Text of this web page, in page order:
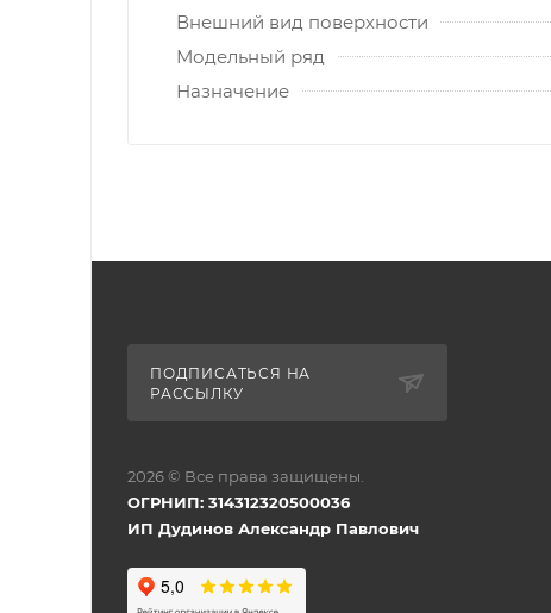
Внешний вид поверхности
Модельный ряд
Назначение
ПОДПИСАТЬСЯ НА
РАССЫЛКУ
2026 © Все права защищены.
ОГРНИП: 314312320500036
ИП Дудинов Александр Павлович